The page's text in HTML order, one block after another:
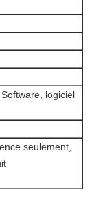
logiciel
seulement,